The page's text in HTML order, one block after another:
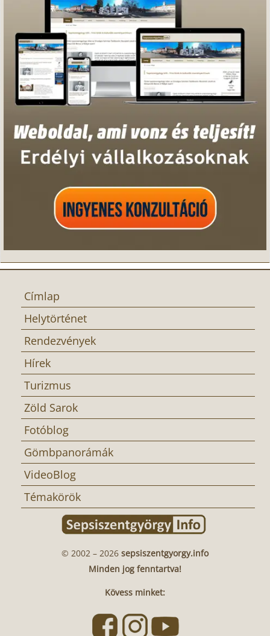
Címlap
Helytörténet
Rendezvények
Hírek
Turizmus
Zöld Sarok
Fotóblog
Gömbpanorámák
VideoBlog
Témakörök
© 2002 – 2026 sepsiszentgyorgy.info
Minden jog fenntartva!
Kövess minket: